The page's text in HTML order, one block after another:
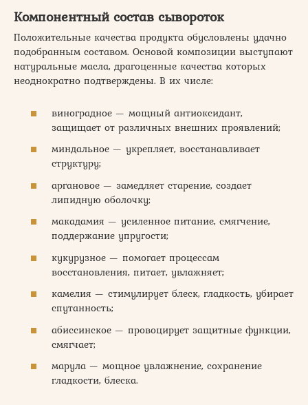
Компонентный состав сывороток
Положительные качества продукта обусловлены удачно
подобранным составом. Основой композиции выступают
натуральные масла, драгоценные качества которых
неоднократно подтверждены. В их числе:
виноградное — мощный антиоксидант,
защищает от различных внешних проявлений;
миндальное — укрепляет, восстанавливает
структуру;
аргановое — замедляет старение, создает
липидную оболочку;
макадамия — усиленное питание, смягчение,
поддержание упругости;
кукурузное — помогает процессам
восстановления, питает, увлажняет;
камелия — стимулирует блеск, гладкость, убирает
спутанность;
абиссинское — провоцирует защитные функции,
смягчает;
марула — мощное увлажнение, сохранение
гладкости, блеска.